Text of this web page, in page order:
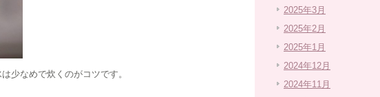
少なめで炊くのがコツです。
2025年3月
2025年2月
2025年1月
2024年12月
2024年11月